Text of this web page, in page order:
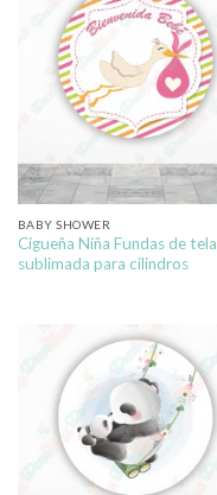
BABY SHOWER
Cigueña Niña Fundas de tela
sublimada para cilindros